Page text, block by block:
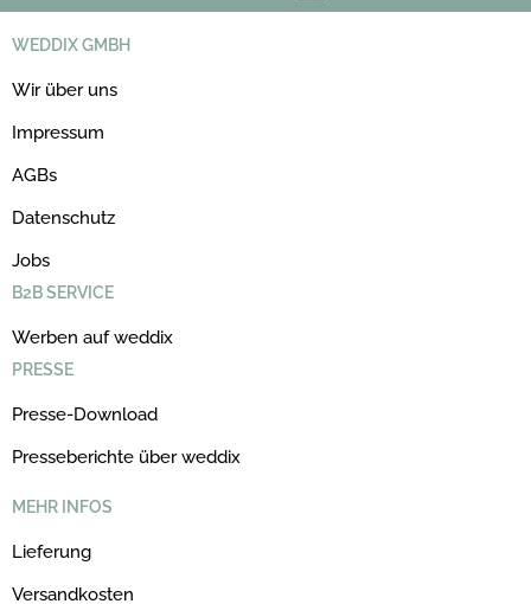
WEDDIX GMBH
Wir über uns
Impressum
AGBs
Datenschutz
Jobs
B2B SERVICE
Werben auf weddix
PRESSE
Presse-Download
Presseberichte über weddix
MEHR INFOS
Lieferung
Versandkosten